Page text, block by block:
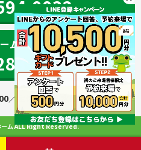
0032
ム 熊本店
2207
／定休日 火・水曜日
ム ALL Right Reserved.